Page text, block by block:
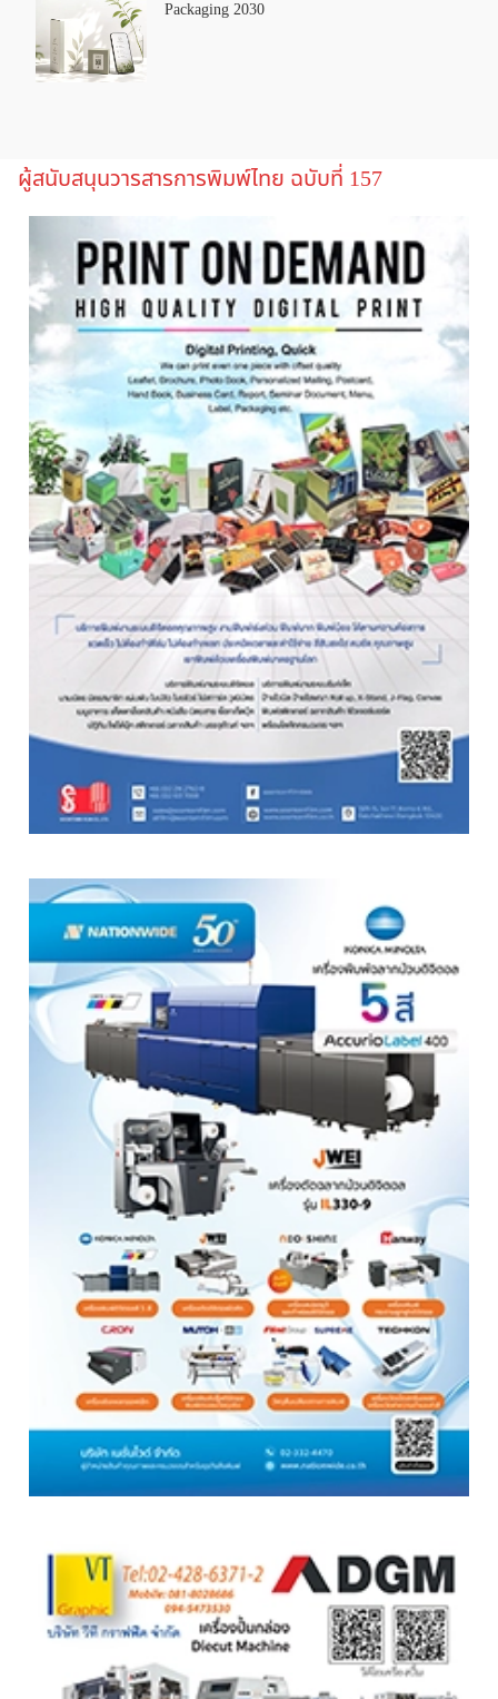
Packaging 2030
ผู้สนับสนุนวารสารการพิมพ์ไทย ฉบับที่ 157